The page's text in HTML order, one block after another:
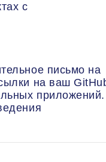
с
письмо на
на ваш
приложений.